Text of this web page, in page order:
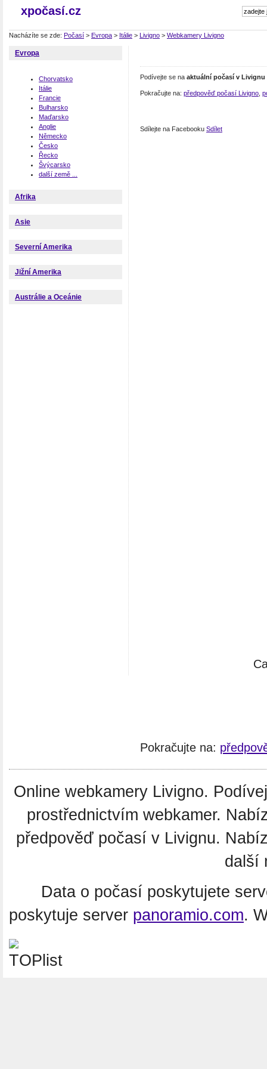
xpočasí.cz
Nacházíte se zde: Počasí > Evropa > Itálie > Livigno > Webkamery Livigno
Evropa
Chorvatsko
Itálie
Francie
Bulharsko
Maďarsko
Anglie
Německo
Česko
Řecko
Švýcarsko
další země ...
Afrika
Asie
Severní Amerika
Jižní Amerika
Austrálie a Oceánie
Podívejte se na aktuální počasí v Livignu
Pokračujte na: předpověď počasí Livigno
Sdílejte na Facebooku Sdílet
Pokračujte na:
Online webkamery Livigno.
prostřednictvím webkamer.
předpověď počasí v Livignu.
další
Data o počasí poskytujete
poskytuje server panoramio.com.